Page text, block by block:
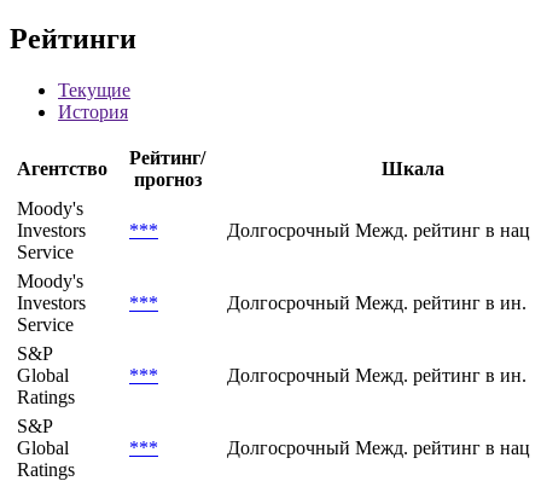
Рейтинги
Текущие
История
Агентство
Рейтинг/
прогноз
Шкала
Moody's
Investors
Service
*** Долгосрочный Межд. рейтинг в нац.
Moody's
Investors
Service
*** Долгосрочный Межд. рейтинг в ин.
S&P
Global
Ratings
*** Долгосрочный Межд. рейтинг в ин.
S&P
Global
Ratings
*** Долгосрочный Межд. рейтинг в нац.